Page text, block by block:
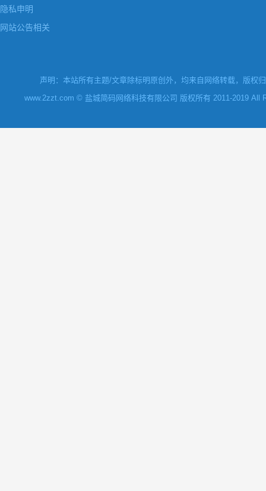
隐私申明
网站公告相关
声明：本站所有主题/文章除标明原创外，均来自网络转载，版权
www.2zzt.com © 盐城简码网络科技有限公司 版权所有 2011-2019